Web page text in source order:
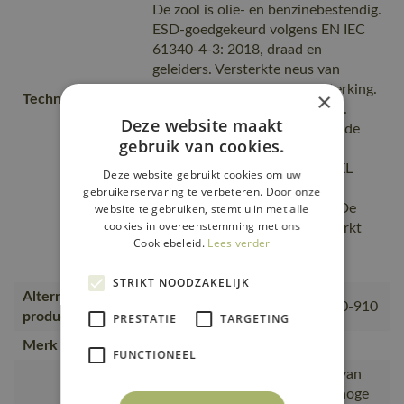
Technische tekst
De zool is olie- en benzinebestendig.
ESD-goedgekeurd volgens EN IEC
61340-4-3: 2018, draad en
geleiders. Versterkte neus van
koolstofvezel. TPU teenversterking.
Anti-perforatiezool van textiel.
Hielversterking. Schokdempende
inlegzool. De inlegzolen zijn
uitneembaar. Tussenzool van XL
EXTRALIGHT® EVA. Zool van
rubber, EN 61340-5-1: 2016. De
multifunctionele cambreur werkt
stabiliserend en heeft een
Alternatieve
producten
F0107-937, F0251-909, F0100-910
Merk
BOA® Fit System is gemaakt van
zeer slijtvaste materialen van hoge
×
Deze website maakt
gebruik van cookies.
Deze website gebruikt cookies om uw
gebruikerservaring te verbeteren. Door onze
website te gebruiken, stemt u in met alle
cookies in overeenstemming met ons
Cookiebeleid. Lees verder
STRIKT NOODZAKELIJK
PRESTATIE TARGETING
FUNCTIONEEL